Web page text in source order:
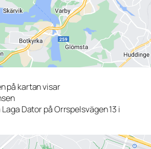
på kartan visar
Dator på Orrspelsvägen 13 i